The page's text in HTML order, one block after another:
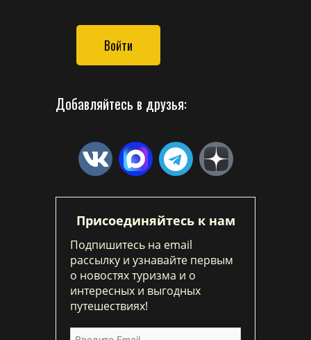
Войти
Добавляйтесь в друзья:
Присоединяйтесь к нам
Подпишитесь на email
рассылку и узнавайте первым
о новостях туризма и о
интересных и выгодных
путешествиях!